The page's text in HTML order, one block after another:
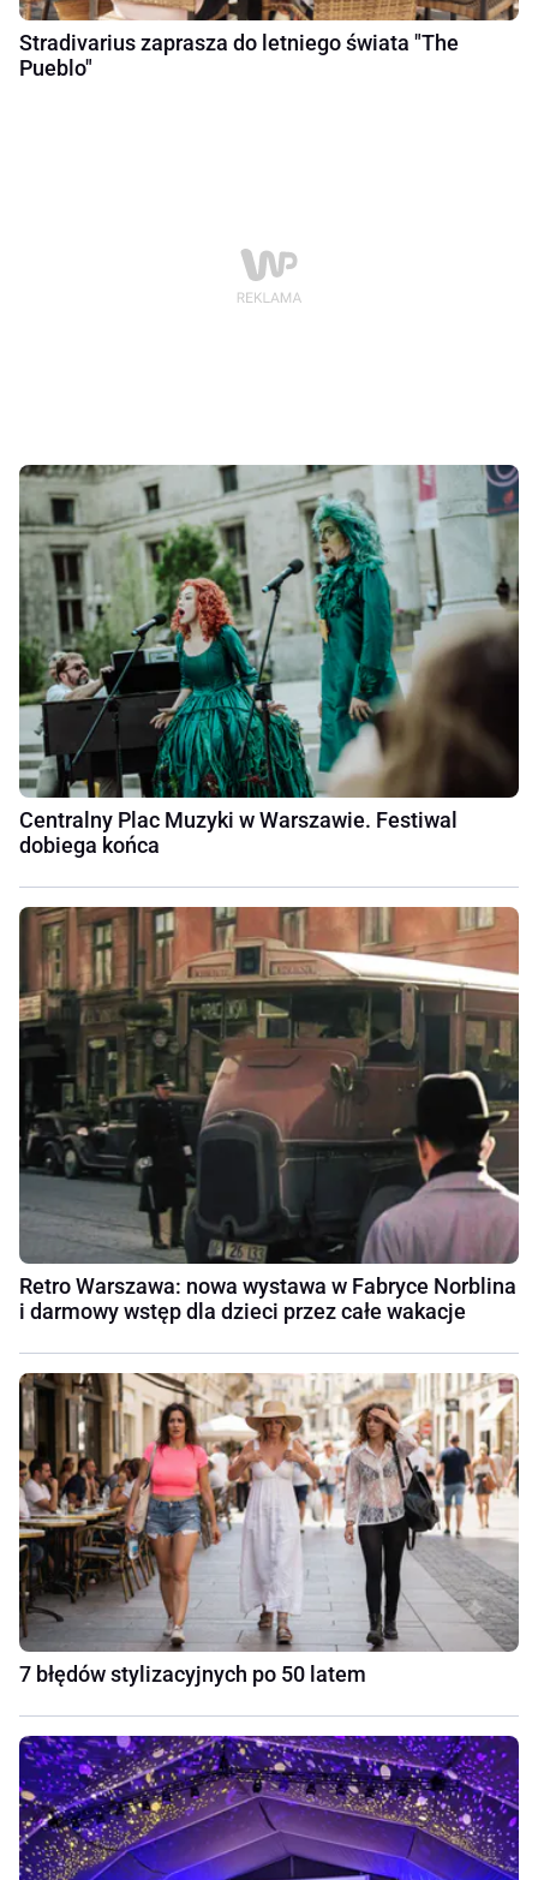
Stradivarius zaprasza do letniego świata "The
Pueblo"
Centralny Plac Muzyki w Warszawie. Festiwal
dobiega końca
Retro Warszawa: nowa wystawa w Fabryce Norblina
i darmowy wstęp dla dzieci przez całe wakacje
7 błędów stylizacyjnych po 50 latem